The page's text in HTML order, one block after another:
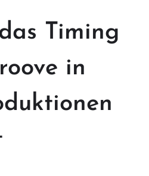
Timing
in